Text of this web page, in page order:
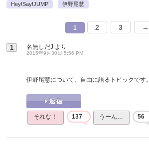
Hey!Say!JUMP 伊野尾慧
1 2 3 →
1 名無しだJ より
2015年9月30日 5:56 PM
伊野尾慧について、自由に語るトピックです。
それな！ 137 うーん… 56